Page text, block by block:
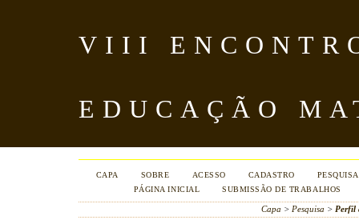
VIII
EDUCAÇÃO
CAPA SOBRE ACESSO CADASTRO
PESQUISA
PÁGINA INICIAL
SUBMISSÃO DE TRABALHOS
Capa > Pesquisa > Perfil